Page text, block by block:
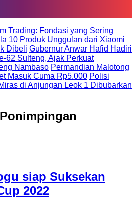
Trading: Fondasi yang Sering
10 Produk Unggulan dari Xiaomi
Dibeli Gubernur Anwar Hafid Hadiri
62 Sulteng, Ajak Perkuat
Nambaso Permandian Malotong
Masuk Cuma Rp5.000 Polisi
di Anjungan Leok 1 Dibubarkan
siap Suksekan
2022